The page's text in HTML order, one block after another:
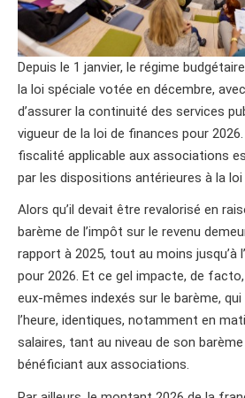
Depuis le 1 janvier, le régime
la loi spéciale votée en décembre,
d’assurer la continuité des services
vigueur de la loi de finances pour
fiscalité applicable aux associations
par les dispositions antérieures à la loi
Alors qu’il devait être revalorisé en
barème de l’impôt sur le revenu
rapport à 2025, tout au moins jusqu’à
pour 2026. Et ce gel impacte, de
eux-mêmes indexés sur le barème,
l’heure, identiques, notamment en
salaires, tant au niveau de son
bénéficiant aux associations.